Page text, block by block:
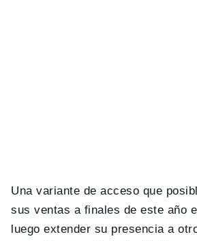
Una variante de acceso que
sus ventas a finales de este año
luego extender su presencia a